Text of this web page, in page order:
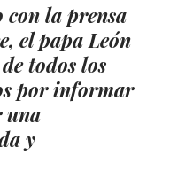
con la prensa
el papa León
todos los
por informar
una
y